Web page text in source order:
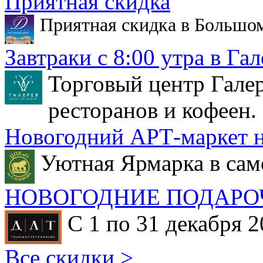
Приятная скидка в
Завтраки с 8:00 утра в
Торговый центр
ресторанов и кофеен.
Новогодний АРТ-маркет
Уютная Ярмарка в
НОВОГОДНИЕ
С 1 по 31 декабря
Все скидки >